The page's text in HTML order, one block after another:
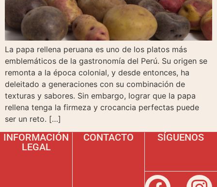
La papa rellena peruana es uno de los platos más
emblemáticos de la gastronomía del Perú. Su origen se
remonta a la época colonial, y desde entonces, ha
deleitado a generaciones con su combinación de
texturas y sabores. Sin embargo, lograr que la papa
rellena tenga la firmeza y crocancia perfectas puede
ser un reto. […]
INFORMACIÓN
LEGAL
CONTACTO SÍGUENOS